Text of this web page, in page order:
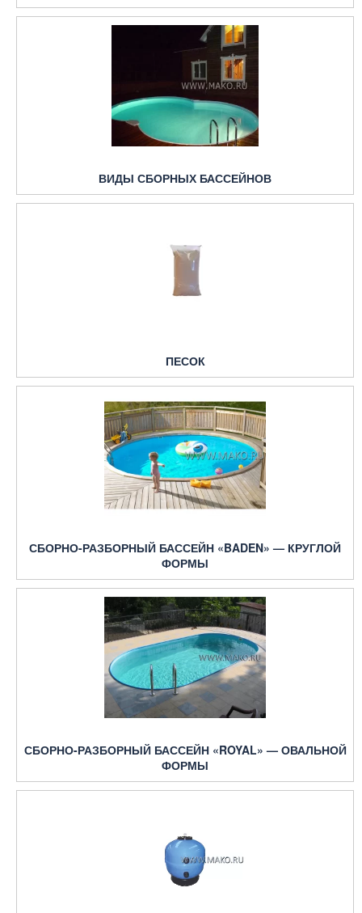
ВИДЫ СБОРНЫХ БАССЕЙНОВ
ПЕСОК
СБОРНО-РАЗБОРНЫЙ БАССЕЙН «BADEN» — КРУГЛОЙ
ФОРМЫ
СБОРНО-РАЗБОРНЫЙ БАССЕЙН «ROYAL» — ОВАЛЬНОЙ
ФОРМЫ